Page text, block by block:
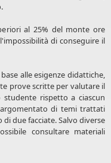
al 25% del monte ore
di conseguire il
alle esigenze didattiche,
prove scritte per valutare il
rispetto a ciascun
argomentato di temi trattati
due facciate. Salvo diverse
consultare materiali